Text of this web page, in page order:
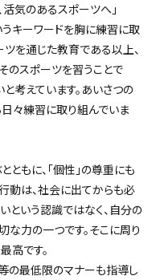
活気のあるスポーツへ」
うキーワードを胸に練習に取
ツを通じた教育である以上、
のスポーツを習うことで
考えています。あいさつの
々練習に取り組んでいま
もに、「個性」の尊重にも
動は、社会に出てからも必
という認識ではなく、自分の
な力の一つです。そこに周り
高です。
の最低限のマナーも指導し